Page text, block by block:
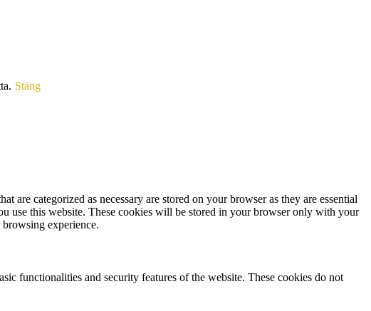
Stäng
categorized as necessary are stored on your browser as they are essential
use this website. These cookies will be stored in your browser only with your
experience.
functionalities and security features of the website. These cookies do not